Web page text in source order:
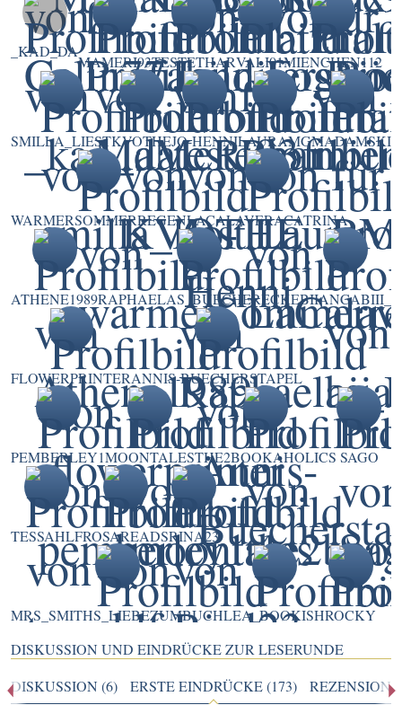
_KAD_DA
MAMERI93TESTETHARVALI01MIENCHEN112
SMILLA_LIESTKVOTHEJO-HENNILAURAMGMADAMSKI
WARMERSOMMERREGENLACALAVERACATRINA
ATHENE1989RAPHAELAS_BUECHERECKEBIIANCABIII_
FLOWERPRINTERANNIS-BUECHERSTAPEL
PEMBERLEY1MOONTALESTHE2BOOKAHOLICS SAGO
TESSAHLFROSAREADSRINA23
MRS_SMITHS_LIEBEZUMBUCHLEA_BOOKISHROCKY
DISKUSSION UND EINDRÜCKE ZUR LESERUNDE
DISKUSSION (6)
ERSTE EINDRÜCKE (173)